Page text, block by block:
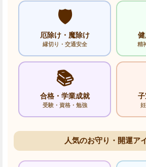
🛡️
厄除け・魔除け
縁切り・交通安全 精
📚
合格・学業成就
受験・資格・勉強
人気のお守り・開運ア